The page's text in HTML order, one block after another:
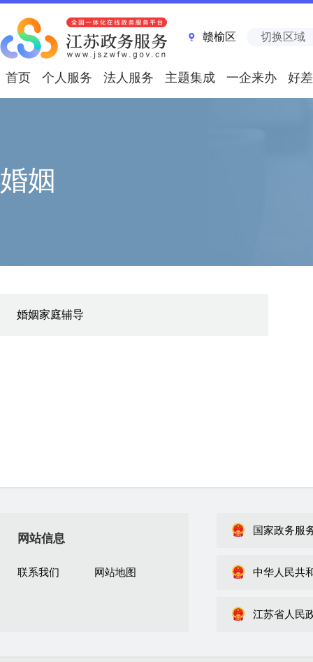
赣榆区 切换区域
首页 个人服务 法人服务 主题集成 一企来办 好
婚姻
婚姻家庭辅导
网站信息
联系我们 网站地图
国家政务服
中华人民共
江苏省人民